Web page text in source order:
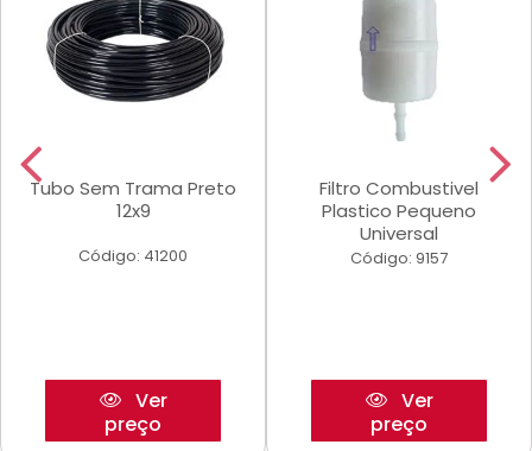
Tubo Sem Trama Preto
12x9
Código: 41200
Ver
preço
Filtro Combustivel
Plastico Pequeno
Universal
Código: 9157
Ver
preço